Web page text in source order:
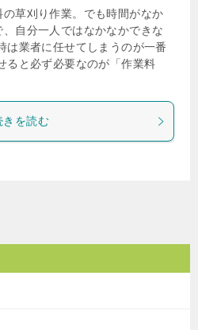
草刈り作業。でも時間がなか
自分一人ではなかなかできな
は業者に任せてしまうのが一番
ると必ず必要なのが「作業料
きを読む